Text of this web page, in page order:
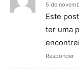
5 de
Este
ter uma
Responder